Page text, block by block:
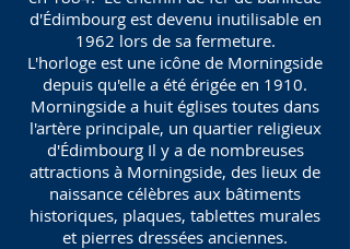
d'Édimbourg est devenu inutilisable en
1962 lors de sa fermeture.
L'horloge est une icône de Morningside
depuis qu'elle a été érigée en 1910.
Morningside a huit églises toutes dans
l'artère principale, un quartier religieux
d'Édimbourg Il y a de nombreuses
attractions à Morningside, des lieux de
naissance célèbres aux bâtiments
historiques, plaques, tablettes murales
et pierres dressées anciennes.